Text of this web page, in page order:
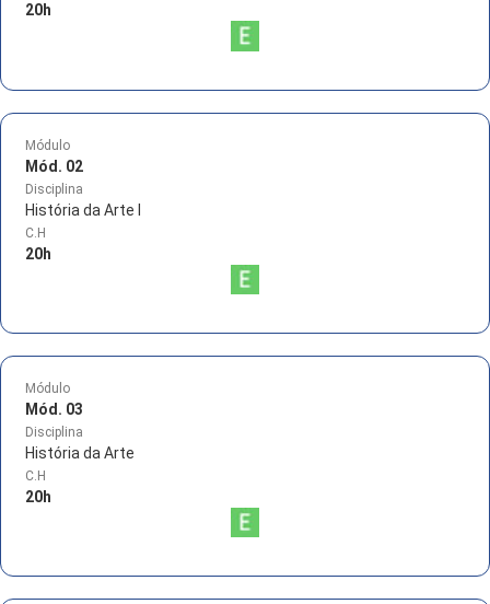
20h
Módulo
Mód. 02
Disciplina
História da Arte I
C.H
20h
Módulo
Mód. 03
Disciplina
História da Arte
C.H
20h